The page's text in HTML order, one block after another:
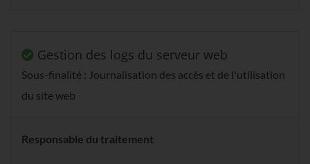
Gestion des logs du serveur web
Sous-finalité : Journalisation des accès et de l'utilisation
du site web
Responsable du traitement